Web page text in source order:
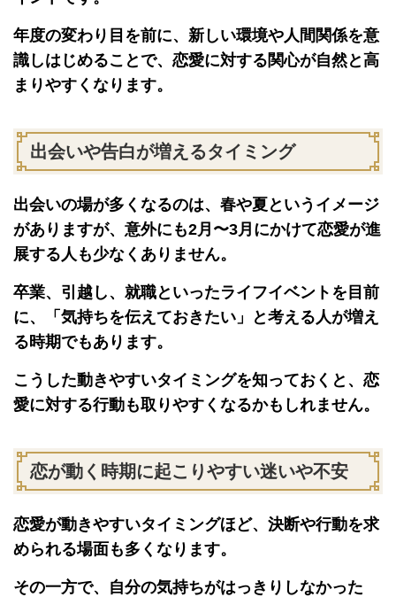
年度の変わり目を前に、新しい環境や人間関係を意
識しはじめることで、恋愛に対する関心が自然と高
まりやすくなります。
出会いや告白が増えるタイミング
出会いの場が多くなるのは、春や夏というイメージ
がありますが、意外にも2月〜3月にかけて恋愛が進
展する人も少なくありません。
卒業、引越し、就職といったライフイベントを目前
に、「気持ちを伝えておきたい」と考える人が増え
る時期でもあります。
こうした動きやすいタイミングを知っておくと、恋
愛に対する行動も取りやすくなるかもしれません。
恋が動く時期に起こりやすい迷いや不安
恋愛が動きやすいタイミングほど、決断や行動を求
められる場面も多くなります。
その一方で、自分の気持ちがはっきりしなかった